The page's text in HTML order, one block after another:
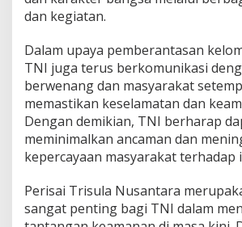
dan kegiatan.
Dalam upaya pemberantasan
TNI juga terus berkomunikasi
berwenang dan masyarakat
memastikan keselamatan dan
Dengan demikian, TNI berharap
meminimalkan ancaman dan
kepercayaan masyarakat terhadap
Perisai Trisula Nusantara
sangat penting bagi TNI dalam